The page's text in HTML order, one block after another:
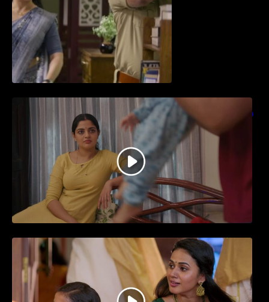
തിയേറ്ററിൽ വൻ വിജയമായി മുന്നേറിയ
ഗുരുവായൂർ അംബലനടയിൽ… വീഡിയോ
സോങ്ങ്..
ജനപ്രിയ നടൻ ദിലീപ് നയകമായി
എത്തുന്ന പവി കെയർ ടേക്കർ.. വീഡിയോ
സോംഗ്…